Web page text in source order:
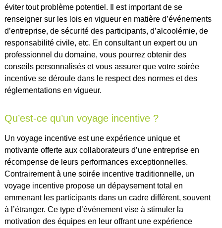
éviter tout problème potentiel. Il est important de se
renseigner sur les lois en vigueur en matière d’événements
d’entreprise, de sécurité des participants, d’alcoolémie, de
responsabilité civile, etc. En consultant un expert ou un
professionnel du domaine, vous pourrez obtenir des
conseils personnalisés et vous assurer que votre soirée
incentive se déroule dans le respect des normes et des
réglementations en vigueur.
Qu’est-ce qu’un voyage incentive ?
Un voyage incentive est une expérience unique et
motivante offerte aux collaborateurs d’une entreprise en
récompense de leurs performances exceptionnelles.
Contrairement à une soirée incentive traditionnelle, un
voyage incentive propose un dépaysement total en
emmenant les participants dans un cadre différent, souvent
à l’étranger. Ce type d’événement vise à stimuler la
motivation des équipes en leur offrant une expérience